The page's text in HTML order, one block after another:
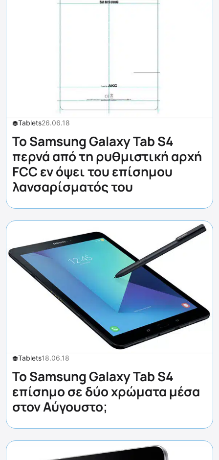
Tablets26.06.18
Το Samsung Galaxy Tab S4
περνά από τη ρυθμιστική αρχή
FCC εν όψει του επίσημου
λανσαρίσματός του
Tablets18.06.18
Το Samsung Galaxy Tab S4
επίσημο σε δύο χρώματα μέσα
στον Αύγουστο;